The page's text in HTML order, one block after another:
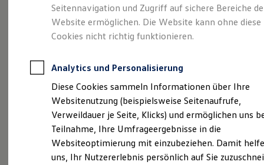
Junge Gebrauchtwagen-Leasing
Elektroauto Leasing
Kleinwagen-Leasing
Leasing ohne Anzahlung
Autokredit mit Schlussrate
Versicherungen und Garantien
Kfz-Versicherung
Restschuldversicherungen
Garantien
Wartungsverträge
Geschäftskunden
Professional Class bei Volkswagen
Großkunden
Behörden
Entdecken Sie jetzt
den neuen ID.3 Neo!
Seitennavigation und Zugriff auf sichere Bereiche
Website ermöglichen. Die Website kann ohne diese
Cookies nicht richtig funktionieren.
Analytics und Personalisierung
Diese Cookies sammeln Informationen über Ihre
Websitenutzung (beispielsweise Seitenaufrufe,
Verweildauer je Seite, Klicks) und ermöglichen uns
Teilnahme, Ihre Umfrageergebnisse in die
Websiteoptimierung mit einzubeziehen. Damit
uns, Ihr Nutzererlebnis persönlich auf Sie